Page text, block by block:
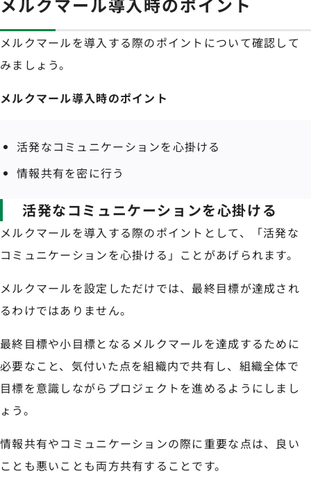
メルクマールを導入する際のポイントについて確認して
みましょう。
メルクマール導入時のポイント
活発なコミュニケーションを心掛ける
情報共有を密に行う
活発なコミュニケーションを心掛ける
メルクマールを導入する際のポイントとして、「活発な
コミュニケーションを心掛ける」ことがあげられます。
メルクマールを設定しただけでは、最終目標が達成され
るわけではありません。
最終目標や小目標となるメルクマールを達成するために
必要なこと、気付いた点を組織内で共有し、組織全体で
目標を意識しながらプロジェクトを進めるようにしまし
ょう。
情報共有やコミュニケーションの際に重要な点は、良い
ことも悪いことも両方共有することです。